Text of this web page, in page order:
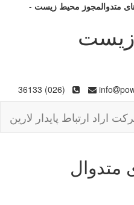
متدوالمجوز محیط زیست -
info
(026) 36133